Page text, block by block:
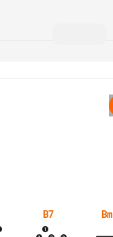
B7 Bm